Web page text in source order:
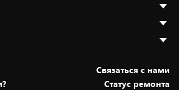
Cвязаться с нами
Статус ремонта